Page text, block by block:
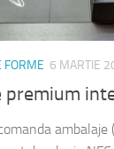
FORME 6 MARTIE
premium
ambalaje